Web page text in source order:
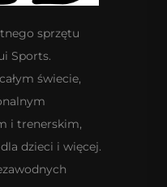
sprzętu
Sports.
świecie,
i trenerskim,
dzieci i więcej.